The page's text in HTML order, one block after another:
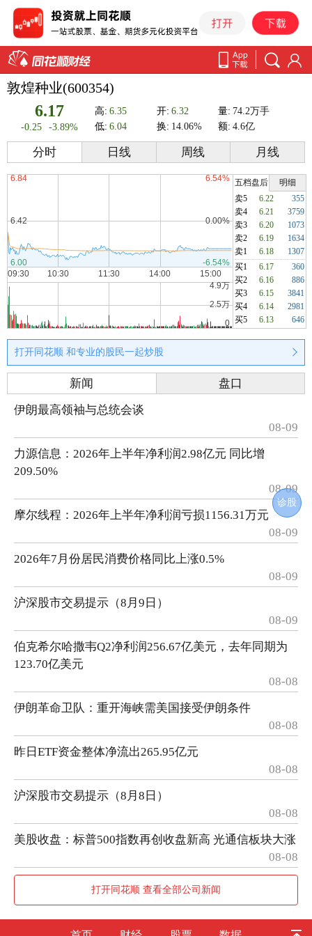
敦煌种业(600354)
6.17
-0.25 -3.89%
高: 6.35 开: 6.32 量: 74.2万手
低: 6.04 换: 14.06% 额: 4.6亿
分时 日线 周线 月线
五档盘后
明细
卖5
6.22
355
卖4
6.21
3759
卖3
6.20
1073
卖2
6.19
1634
卖1
6.18
1307
买1
6.17
360
买2
6.16
886
买3
6.15
3841
买4
6.14
2981
买5
6.13 646
打开同花顺 和专业的股民一起炒股
诊股
新闻
盘口
伊朗最高领袖与总统会谈
08-09
力源信息：2026年上半年净利润2.98亿元 同比增
209.50%
08-09
摩尔线程：2026年上半年净利润亏损1156.31万元
08-09
2026年7月份居民消费价格同比上涨0.5%
08-09
沪深股市交易提示（8月9日）
08-09
伯克希尔哈撒韦Q2净利润256.67亿美元，去年同期为
123.70亿美元
08-08
伊朗革命卫队：重开海峡需美国接受伊朗条件
08-08
昨日ETF资金整体净流出265.95亿元
08-08
沪深股市交易提示（8月8日）
08-08
美股收盘：标普500指数再创收盘新高 光通信板块大涨
08-08
打开同花顺 查看全部公司新闻